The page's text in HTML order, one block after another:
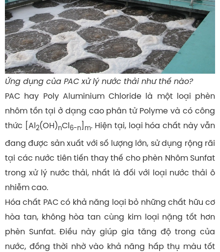
Ứng dụng của PAC xử lý nước thải như thế nào?
PAC hay Poly Aluminium Chloride là một loại phèn
nhôm tồn tại ở dạng cao phân tử Polyme và có công
thức [Al2(OH)nCl6-n] m. Hiện tại, loại hóa chất này vẫn
đang được sản xuất với số lượng lớn, sử dụng rộng rãi
tại các nước tiên tiến thay thế cho phèn Nhôm Sunfat
trong xử lý nước thải, nhất là đối với loại nước thải ô
nhiễm cao.
Hóa chất PAC có khả năng loại bỏ những chất hữu cơ
hòa tan, không hòa tan cùng kim loại nặng tốt hơn
phèn Sunfat. Điều này giúp gia tăng độ trong của
nước, đồng thời nhờ vào khả năng hấp thụ màu tốt